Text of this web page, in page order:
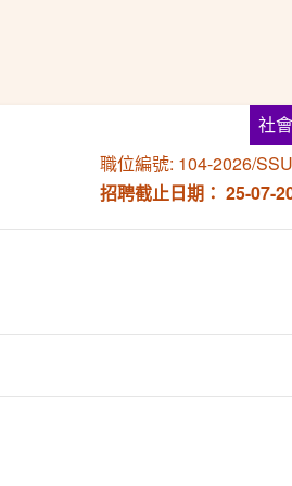
社
職位編號: 104-2026/SSU
招聘截止日期： 25-07-